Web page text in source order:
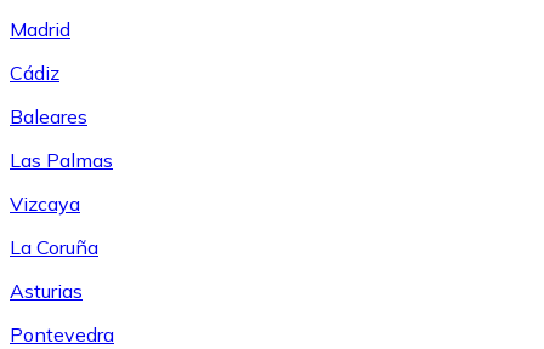
Madrid
Cádiz
Baleares
Las Palmas
Vizcaya
La Coruña
Asturias
Pontevedra